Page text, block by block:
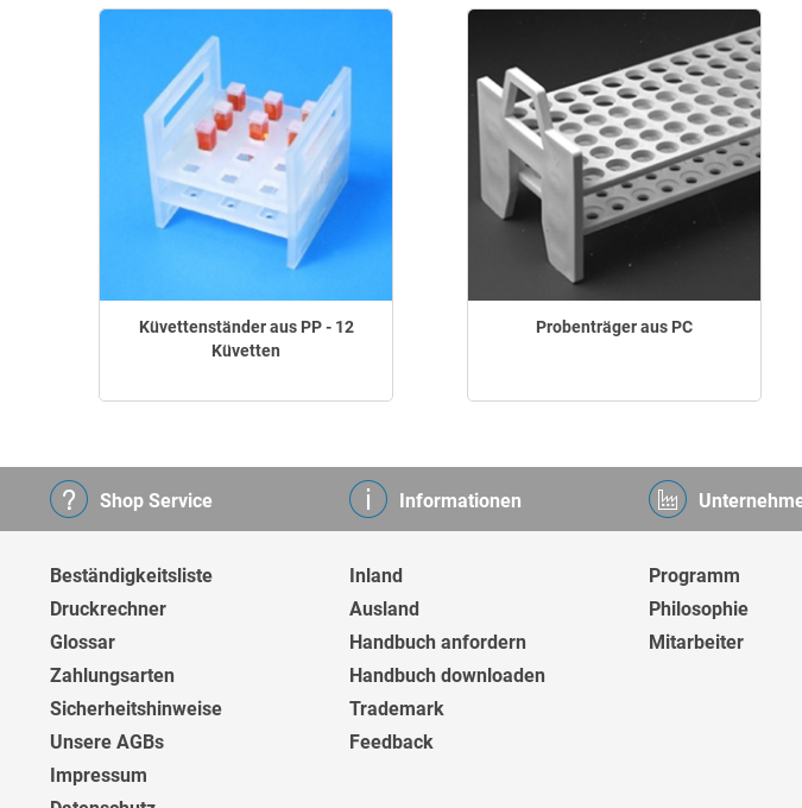
Küvettenständer aus PP - 12
Küvetten
Probenträger aus PC
Shop Service
Beständigkeitsliste
Druckrechner
Glossar
Zahlungsarten
Sicherheitshinweise
Unsere AGBs
Impressum
Informationen
Inland
Ausland
Handbuch anfordern
Handbuch downloaden
Trademark
Feedback
Programm
Philosophie
Mitarbeiter